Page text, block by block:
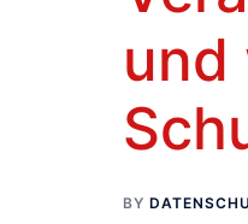
und
BY